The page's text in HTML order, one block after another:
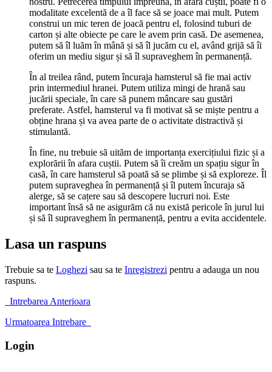
modalitate excelentă de a îl face să se joace mai mult. Putem
construi un mic teren de joacă pentru el, folosind tuburi de
carton și alte obiecte pe care le avem prin casă. De asemenea,
putem să îl luăm în mână și să îl jucăm cu el, având grijă să îi
oferim un mediu sigur și să îl supraveghem în permanență.
În al treilea rând, putem încuraja hamsterul să fie mai activ
prin intermediul hranei. Putem utiliza mingi de hrană sau
jucării speciale, în care să punem mâncare sau gustări
preferate. Astfel, hamsterul va fi motivat să se miște pentru a
obține hrana și va avea parte de o activitate distractivă și
stimulantă.
În fine, nu trebuie să uităm de importanța exercițiului fizic și a
explorării în afara cuștii. Putem să îi creăm un spațiu sigur în
casă, în care hamsterul să poată să se plimbe și să exploreze. Îl
putem supraveghea în permanență și îl putem încuraja să
alerge, să se cațere sau să descopere lucruri noi. Este
important însă să ne asigurăm că nu există pericole în jurul lui
și să îl supraveghem în permanență, pentru a evita accidentele.
Lasa un raspuns
Trebuie sa te Loghezi sau sa te Inregistrezi pentru a adauga un nou
raspuns.
Intrebarea Anterioara
Urmatoarea Intrebare
Login